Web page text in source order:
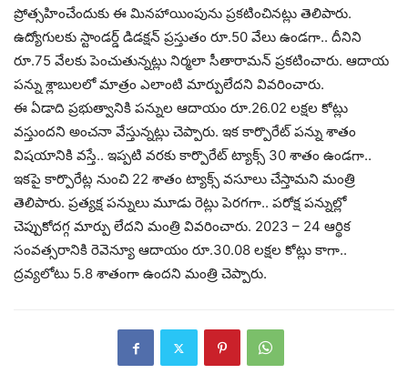
ప్రోత్సహించేందుకు ఈ మినహాయింపును ప్రకటించినట్లు తెలిపారు.
ఉద్యోగులకు స్టాండర్డ్ డిడక్షన్ ప్రస్తుతం రూ.50 వేలు ఉండగా.. దీనిని
రూ.75 వేలకు పెంచుతున్నట్లు నిర్మలా సీతారామన్ ప్రకటించారు. ఆదాయ
పన్ను శ్లాబులలో మాత్రం ఎలాంటి మార్పులేదని వివరించారు.
ఈ ఏడాది ప్రభుత్వానికి పన్నుల ఆదాయం రూ.26.02 లక్షల కోట్లు
వస్తుందని అంచనా వేస్తున్నట్లు చెప్పారు. ఇక కార్పొరేట్ పన్ను శాతం
విషయానికి వస్తే.. ఇప్పటి వరకు కార్పొరేట్ ట్యాక్స్ 30 శాతం ఉండగా..
ఇకపై కార్పొరేట్ల నుంచి 22 శాతం ట్యాక్స్ వసూలు చేస్తామని మంత్రి
తెలిపారు. ప్రత్యక్ష పన్నులు మూడు రెట్లు పెరగగా.. పరోక్ష పన్నుల్లో
చెప్పుకోదగ్గ మార్పు లేదని మంత్రి వివరించారు. 2023 – 24 ఆర్థిక
సంవత్సరానికి రెవెన్యూ ఆదాయం రూ.30.08 లక్షల కోట్లు కాగా..
ద్రవ్యలోటు 5.8 శాతంగా ఉందని మంత్రి చెప్పారు.